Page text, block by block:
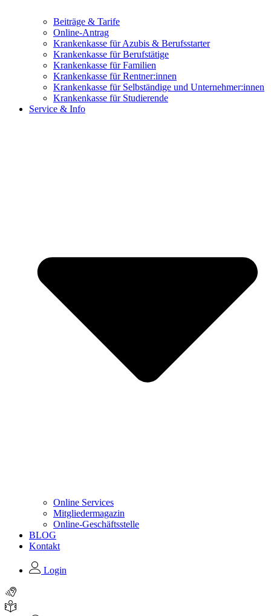
Beiträge & Tarife
Online-Antrag
Krankenkasse für Azubis & Berufsstarter
Krankenkasse für Berufstätige
Krankenkasse für Familien
Krankenkasse für Rentner:innen
Krankenkasse für Selbständige und Unternehmer:innen
Krankenkasse für Studierende
Service & Info
Online Services
Mitgliedermagazin
Online-Geschäftsstelle
BLOG
Kontakt
Login